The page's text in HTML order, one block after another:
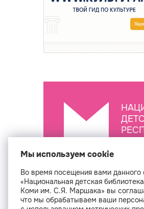
Мы используем cookie
Во время посещения вами
«Национальная детская
Коми им. С.Я. Маршака» вы
что мы обрабатываем ваши